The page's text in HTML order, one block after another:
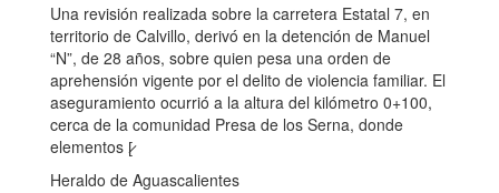
Una revisión realizada sobre la carretera Estatal 7, en
territorio de Calvillo, derivó en la detención de Manuel
“N”, de 28 años, sobre quien pesa una orden de
aprehensión vigente por el delito de violencia familiar. El
aseguramiento ocurrió a la altura del kilómetro 0+100,
cerca de la comunidad Presa de los Serna, donde
elementos [̷
Heraldo de Aguascalientes